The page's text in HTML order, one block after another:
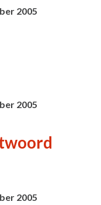
2005
2005
2005